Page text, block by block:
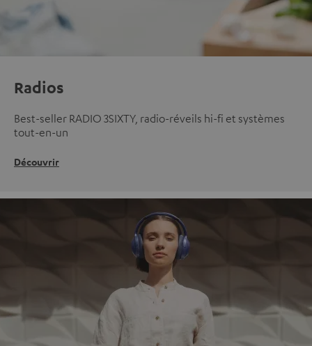
Radios
Best-seller RADIO 3SIXTY, radio-réveils hi-fi et systèmes
tout-en-un
Découvrir